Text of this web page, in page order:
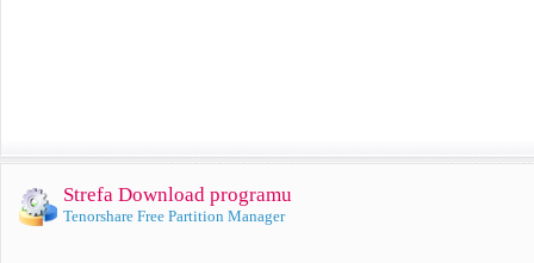
Strefa Download programu
Tenorshare Free Partition Manager